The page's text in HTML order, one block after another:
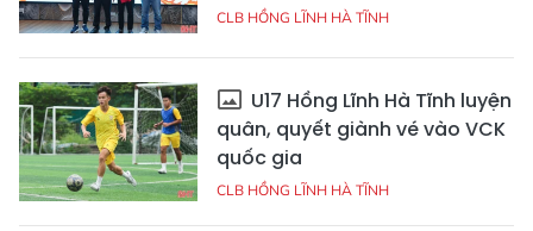
CLB HỒNG LĨNH HÀ TĨNH
U17 Hồng Lĩnh Hà Tĩnh luyện
quân, quyết giành vé vào VCK
quốc gia
CLB HỒNG LĨNH HÀ TĨNH